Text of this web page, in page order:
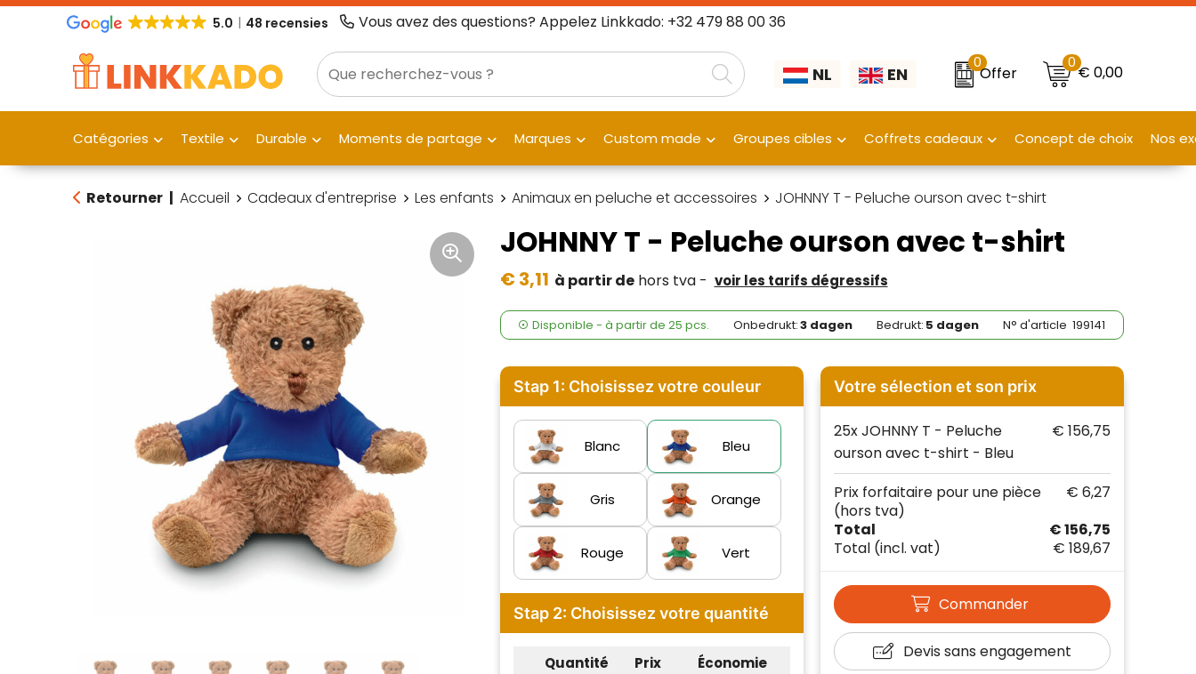
5.0 48 recensies Vous avez des questions? Appelez Linkkado: +32 479 88 00 36
NL EN
0
Offer
0€ 0,00
Catégories Textile Durable Moments de partage Marques Custom made Groupes cibles Coffrets cadeaux Concept de choix Nos
Retourner | Accueil Cadeaux d'entreprise Les enfants Animaux en peluche et accessoires JOHNNY T - Peluche ourson avec t-shirt
JOHNNY T - Peluche ourson avec t-shirt
€ 3,11 à partir dehors tva - voir les tarifs dégressifs
Disponible - à partir de 25 pcs. Onbedrukt:3 dagen Bedrukt: 5 dagen N° d'article 199141
Stap 1: Choisissez votre couleur
Blanc Bleu
Gris Orange
Rouge Vert
Stap 2: Choisissez votre quantité
Quantité Prix
Économie
Votre sélection et son prix
25x JOHNNY T - Peluche
ourson avec t-shirt - Bleu
€ 156,75
Total
€ 156,75
Total (incl. vat) € 189,67
Prix forfaitaire pour une pièce
(hors tva)
€ 6,27
Commander
Devis sans engagement